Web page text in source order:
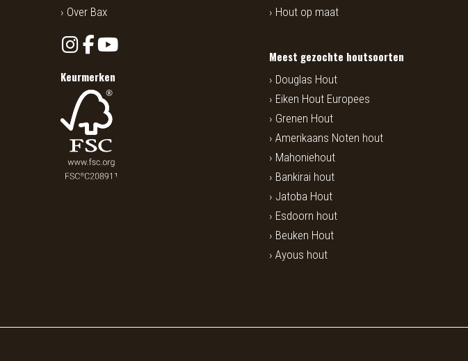
Over Bax
Keurmerken
Hout op maat
Meest gezochte houtsoorten
Douglas Hout
Eiken Hout Europees
Grenen Hout
Amerikaans Noten hout
Mahoniehout
Bankirai hout
Jatoba Hout
Esdoorn hout
Beuken Hout
Ayous hout